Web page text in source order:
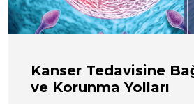
Kanser Tedavisine
ve Korunma Yolları